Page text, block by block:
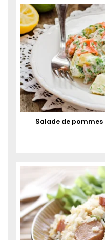
Salade de